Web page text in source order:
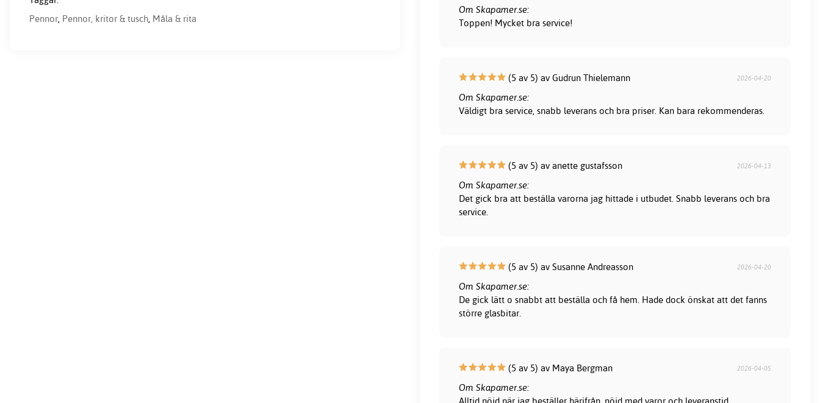
Pennor, Pennor, kritor & tusch, Måla & rita
Om Skapamer.se:
Toppen! Mycket bra service!
(5 av 5) av Gudrun Thielemann 2026-04-20
Om Skapamer.se:
Väldigt bra service, snabb leverans och bra priser. Kan bara rekommenderas.
(5 av 5) av anette gustafsson 2026-04-13
Om Skapamer.se:
Det gick bra att beställa varorna jag hittade i utbudet. Snabb leverans och bra
service.
(5 av 5) av Susanne Andreasson 2026-04-20
Om Skapamer.se:
De gick lätt o snabbt att beställa och få hem. Hade dock önskat att det fanns
större glasbitar.
(5 av 5) av Maya Bergman 2026-04-05
Om Skapamer.se: